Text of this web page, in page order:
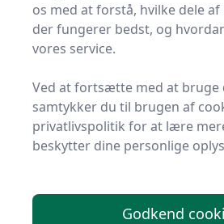
os med at forstå, hvilke dele
der fungerer bedst, og
vores service.
Ved at fortsætte med at bruge
samtykker du til brugen af
privatlivspolitik for at lære
beskytter dine personlige
Godkend